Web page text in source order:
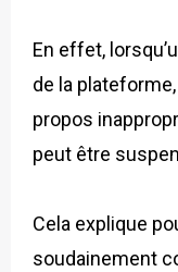
En effet,
de la
propos
peut être
Cela explique
soudainement